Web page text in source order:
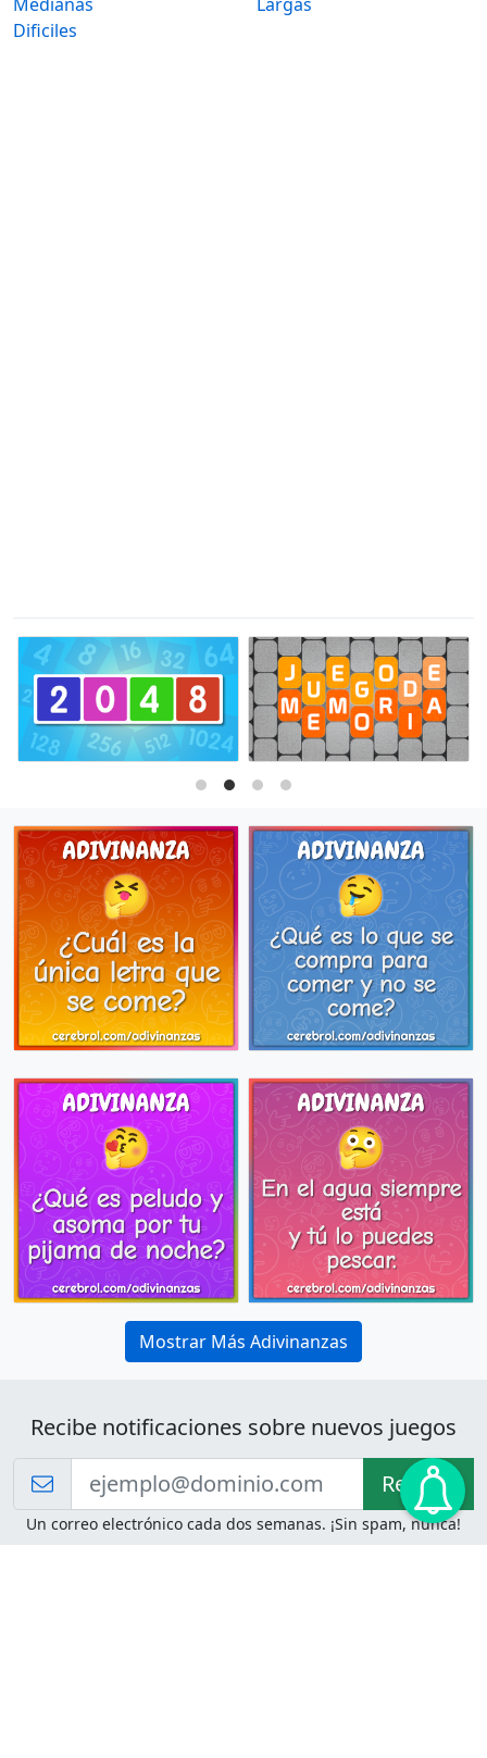
Dificiles
Mostrar Más Adivinanzas
Recibe notificaciones sobre nuevos juegos
Recibir!
Un correo electrónico cada dos semanas. ¡Sin spam, nunca!